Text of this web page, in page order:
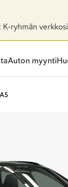
ryhmän
Auton myynti
A5